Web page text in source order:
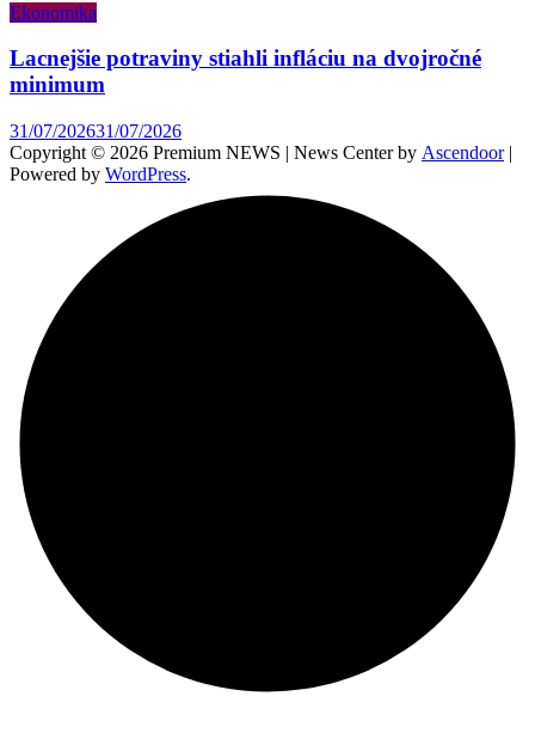
Ekonomika
Lacnejšie potraviny stiahli infláciu na dvojročné
minimum
31/07/202631/07/2026
Copyright © 2026 Premium NEWS | News Center by Ascendoor|
Powered by WordPress.